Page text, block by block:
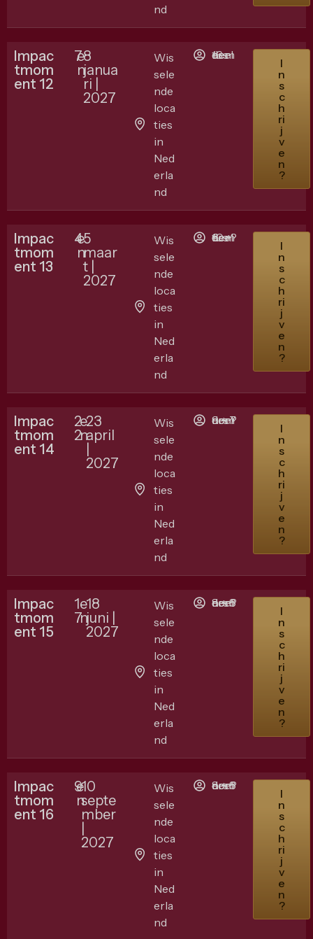
nd
Impac
tmom
ent 12
7
e
n
8
janua
ri |
2027
Wis
sele
nde
loca
ties
in
Ned
erla
nd
16 deelnemers
I
n
s
c
h
ri
j
v
e
n
?
Impac
tmom
ent 13
4e
n
5
maar
t |
2027
Wis
sele
nde
loca
ties
in
Ned
erla
nd
10 + 6 deelnemers ?
I
n
s
c
h
ri
j
v
e
n
?
Impac
tmom
ent 14
2
2
e
n
23
april
2027
Wis
sele
nde
loca
ties
in
Ned
erla
nd
9 + 7 deelnemers ?
I
n
s
c
h
ri
j
v
e
n
?
Impac
tmom
ent 15
1
7
e
n
18
juni |
2027
Wis
sele
nde
loca
ties
in
Ned
erla
nd
8 + 8 deelnemers ?
I
n
s
c
h
ri
j
v
e
n
?
Impac
tmom
ent 16
9
e
n
10
septe
mber
2027
Wis
sele
nde
loca
ties
in
Ned
erla
nd
8 + 8 deelnemers ?
I
n
s
c
h
ri
j
v
e
n
?